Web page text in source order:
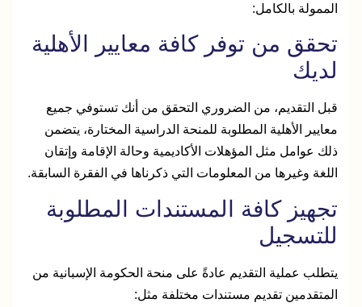
الممولة بالكامل:
تحقق من توفر كافة معايير الأهلية
لديك
قبل التقديم، من الضروري التحقق من أنك تستوفي جميع
معايير الأهلية المطلوبة للمنحة الدراسية المختارة، يتضمن
ذلك عوامل مثل المؤهلات الأكاديمية وحالة الإقامة وإتقان
اللغة وغيرها من المعلومات التي ذكرناها في الفقرة السابقة.
تجهيز كافة المستندات المطلوبة
للتسجيل
يتطلب عملية التقديم عادةً على منحة الحكومة الإسبانية من
المتقدمين تقديم مستندات مختلفة مثل: